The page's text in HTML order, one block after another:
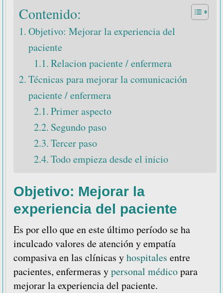
Contenido:
Objetivo: Mejorar la experiencia del
paciente
Relacion paciente / enfermera
Técnicas para mejorar la comunicación
paciente / enfermera
Primer aspecto
Segundo paso
Tercer paso
Todo empieza desde el inicio
Objetivo: Mejorar la
experiencia del paciente
Es por ello que en este último período se ha
inculcado valores de atención y empatía
compasiva en las clínicas yhospitales entre
pacientes, enfermeras ypersonal médicopara
mejorar la experiencia del paciente.